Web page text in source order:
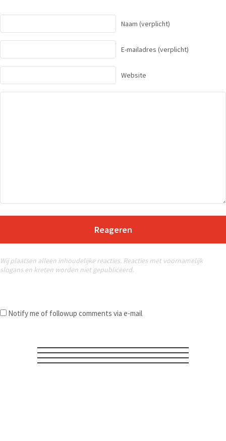
Naam (verplicht)
E-mailadres (verplicht)
Website
Reageren
Wij plaatsen alleen inhoudelijke reacties. Reacties met voornamelijk
slogans en kreten worden niet gepubliceerd.
Notify me of followup comments via e-mail